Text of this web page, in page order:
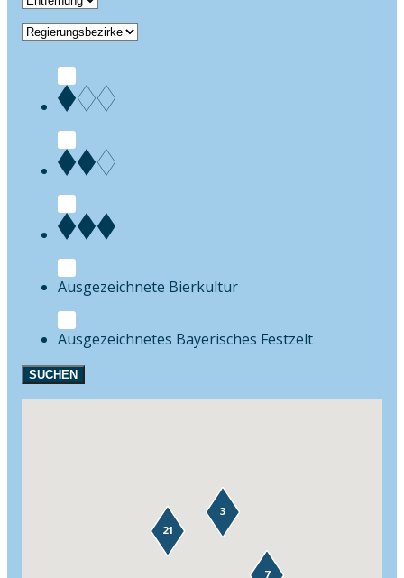
Bierkultur
Festzelt
SUCHEN
7
21
3